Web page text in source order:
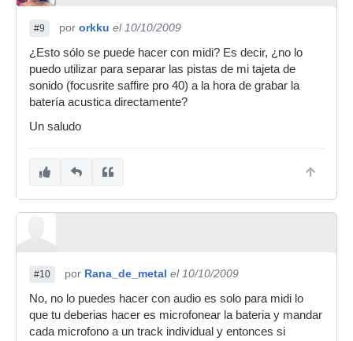
#9 por orkku el 10/10/2009
¿Esto sólo se puede hacer con midi? Es decir, ¿no lo
puedo utilizar para separar las pistas de mi tajeta de
sonido (focusrite saffire pro 40) a la hora de grabar la
batería acustica directamente?
Un saludo
#10 por Rana_de_metal el 10/10/2009
No, no lo puedes hacer con audio es solo para midi lo
que tu deberias hacer es microfonear la bateria y mandar
cada microfono a un track individual y entonces si